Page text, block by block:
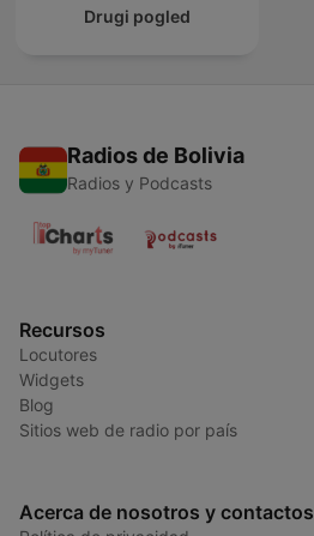
Drugi pogled
Radios de Bolivia
Radios y Podcasts
Recursos
Locutores
Widgets
Blog
Sitios web de radio por país
Acerca de nosotros y contactos